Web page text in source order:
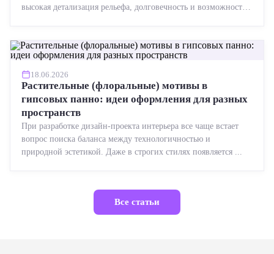
высокая детализация рельефа, долговечность и возможность
18.06.2026
Растительные (флоральные) мотивы в
гипсовых панно: идеи оформления для разных
пространств
При разработке дизайн-проекта интерьера все чаще встает
вопрос поиска баланса между технологичностью и
природной эстетикой. Даже в строгих стилях появляется ...
Все статьи